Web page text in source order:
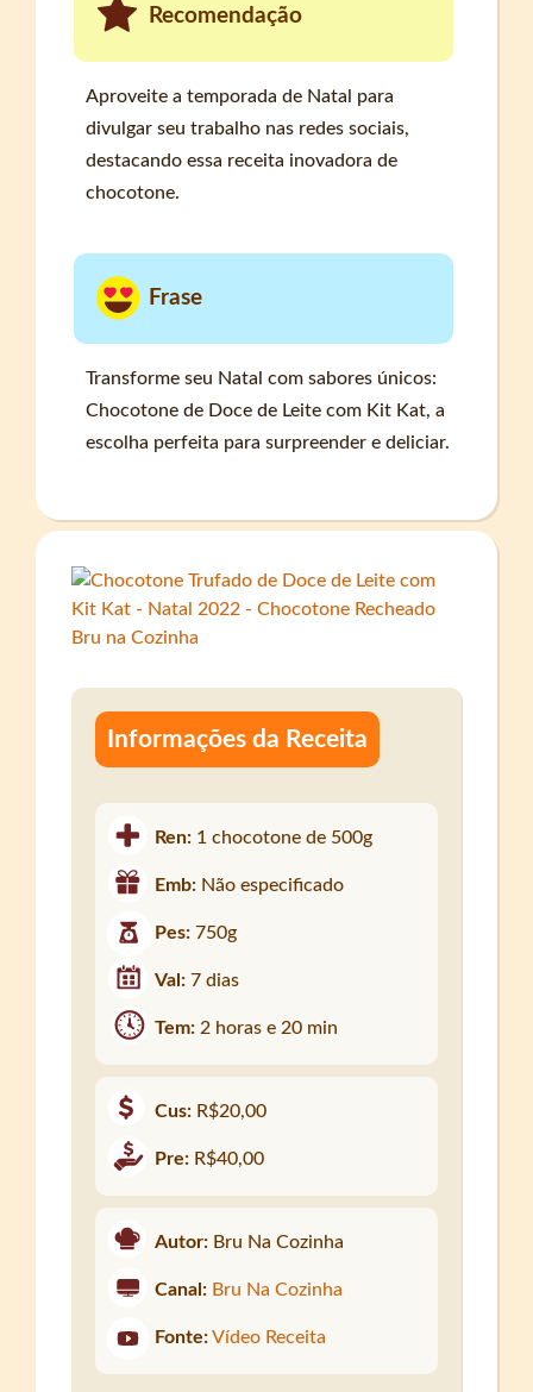
Recomendação
Aproveite a temporada de Natal para
divulgar seu trabalho nas redes sociais,
destacando essa receita inovadora de
chocotone.
Frase
Transforme seu Natal com sabores únicos:
Chocotone de Doce de Leite com Kit Kat, a
escolha perfeita para surpreender e deliciar.
Informações da Receita
Ren: 1 chocotone de 500g
Emb: Não especificado
Pes:750g
Val:7 dias
Tem:2 horas e 20 min
Cus: R$20,00
Pre: R$40,00
Autor: Bru Na Cozinha
Canal: Bru Na Cozinha
Fonte: Vídeo Receita